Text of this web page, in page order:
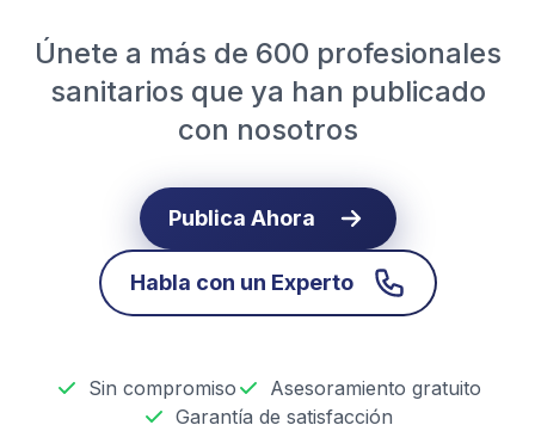
Únete a más de 600 profesionales
sanitarios que ya han publicado
con nosotros
Publica Ahora
Habla con un Experto
Sin compromiso
Asesoramiento gratuito
Garantía de satisfacción